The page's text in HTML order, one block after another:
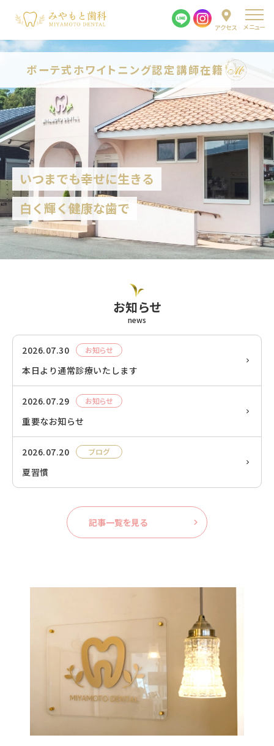
アクセス メニュー
いつまでも幸せに生きる
白く輝く健康な歯で
ボーテ式ホワイトニング認定講師在籍
お知らせ
news
2026.07.30 お知らせ
本日より通常診療いたします
2026.07.29 お知らせ
重要なお知らせ
2026.07.20 ブログ
夏習慣
記事一覧を見る